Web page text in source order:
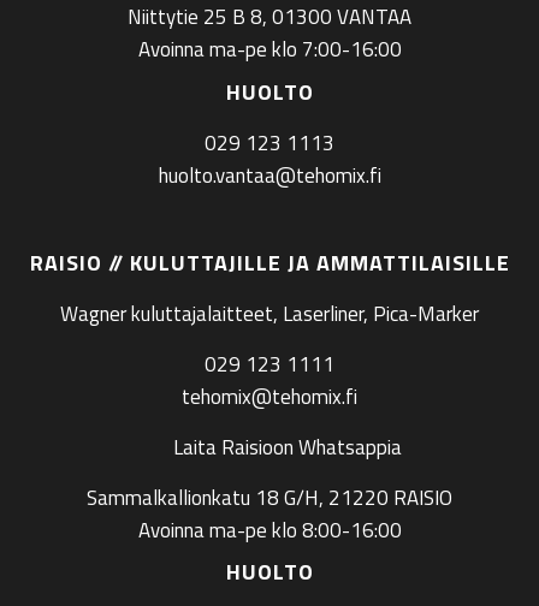
Niittytie 25 B 8, 01300 VANTAA
Avoinna ma-pe klo 7:00-16:00
HUOLTO
029 123 1113
huolto.vantaa@tehomix.fi
RAISIO // KULUTTAJILLE JA AMMATTILAISILLE
Wagner kuluttajalaitteet, Laserliner, Pica-Marker
029 123 1111
tehomix@tehomix.fi
Laita Raisioon Whatsappia
Sammalkallionkatu 18 G/H, 21220 RAISIO
Avoinna ma-pe klo 8:00-16:00
HUOLTO